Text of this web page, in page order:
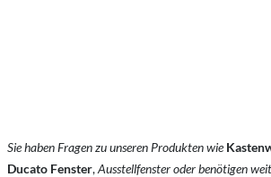
Sie haben Fragen zu unseren Produkten wie
Ducato Fenster,Ausstellfenster oder benötigen